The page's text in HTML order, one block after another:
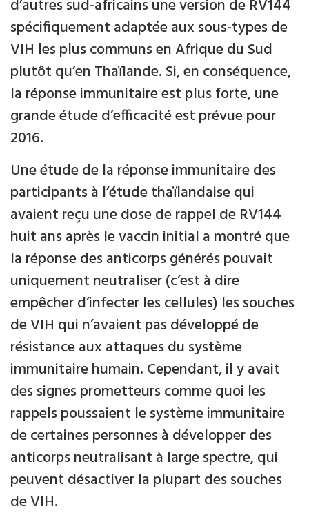
d’autres sud-africains une version de RV144
spécifiquement adaptée aux sous-types de
VIH les plus communs en Afrique du Sud
plutôt qu’en Thaïlande. Si, en conséquence,
la réponse immunitaire est plus forte, une
grande étude d’efficacité est prévue pour
2016.
Une étude de la réponse immunitaire des
participants à l’étude thaïlandaise qui
avaient reçu une dose de rappel de RV144
huit ans après le vaccin initial a montré que
la réponse des anticorps générés pouvait
uniquement neutraliser (c’est à dire
empêcher d’infecter les cellules) les souches
de VIH qui n’avaient pas développé de
résistance aux attaques du système
immunitaire humain. Cependant, il y avait
des signes prometteurs comme quoi les
rappels poussaient le système immunitaire
de certaines personnes à développer des
anticorps neutralisant à large spectre, qui
peuvent désactiver la plupart des souches
de VIH.